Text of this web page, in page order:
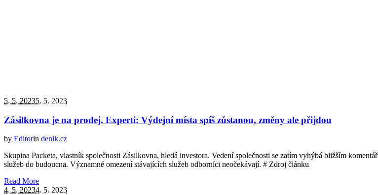
5. 5. 20235. 5. 2023
Zásilkovna je na prodej. Experti: Výdejní místa spíš zůstanou, změny ale přijdou
by Editorin denik.cz
Skupina Packeta, vlastník společnosti Zásilkovna, hledá investora. Vedení společnosti se zatím vyhýbá bližším
služeb do budoucna. Významné omezení stávajících služeb odborníci neočekávají. # Zdroj článku
Read More
4. 5. 20234. 5. 2023